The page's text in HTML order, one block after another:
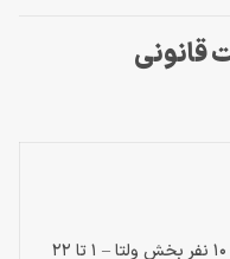
1 تا 4 نفر آفلاین – 1تا 10 نفر بخش ولتا – 1 تا 22